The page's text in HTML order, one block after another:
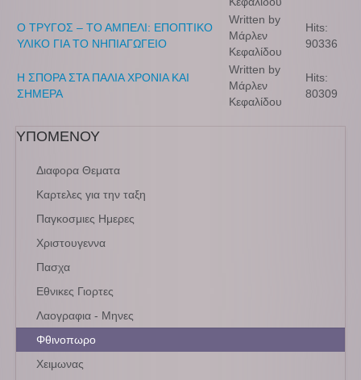
Ο ΤΡΥΓΟΣ – ΤΟ ΑΜΠΕΛΙ: ΕΠΟΠΤΙΚΟ
ΥΛΙΚΟ ΓΙΑ ΤΟ ΝΗΠΙΑΓΩΓΕΙΟ
Written by
Μάρλεν
Κεφαλίδου
Hits:
90336
Η ΣΠΟΡΑ ΣΤΑ ΠΑΛΙΑ ΧΡΟΝΙΑ ΚΑΙ
ΣΗΜΕΡΑ
Written by
Μάρλεν
Κεφαλίδου
Hits:
80309
ΥΠΟΜΕΝΟΥ
Διαφορα Θεματα
Καρτελες για την ταξη
Παγκοσμιες Ημερες
Χριστουγεννα
Πασχα
Εθνικες Γιορτες
Λαογραφια - Μηνες
Φθινοπωρο
Χειμωνας